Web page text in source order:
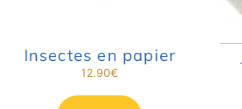
Insectes en papier
12.90€
DÉCORATIONS